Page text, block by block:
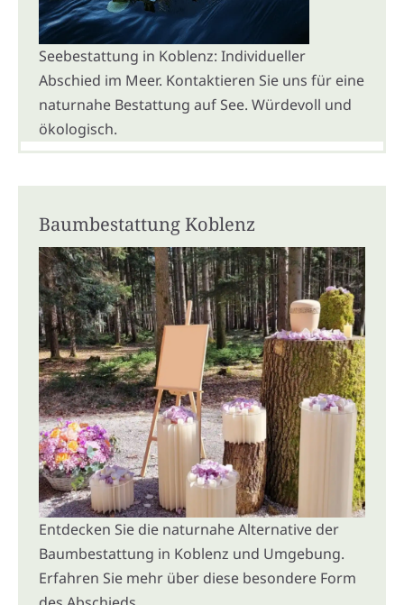
Seebestattung in Koblenz: Individueller
Abschied im Meer. Kontaktieren Sie uns für eine
naturnahe Bestattung auf See. Würdevoll und
ökologisch.
Baumbestattung Koblenz
Entdecken Sie die naturnahe Alternative der
Baumbestattung in Koblenz und Umgebung.
Erfahren Sie mehr über diese besondere Form